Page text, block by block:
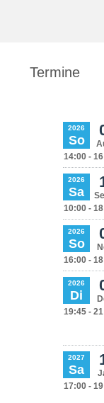
Termine